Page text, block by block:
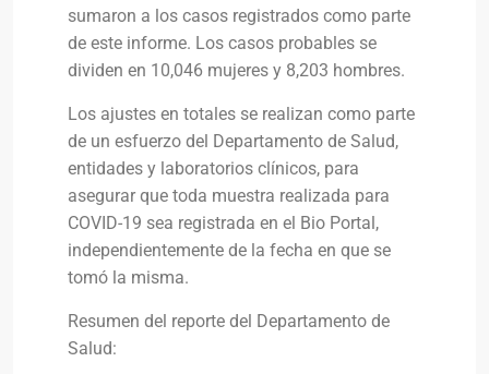
sumaron a los casos registrados como parte
de este informe. Los casos probables se
dividen en 10,046 mujeres y 8,203 hombres.
Los ajustes en totales se realizan como parte
de un esfuerzo del Departamento de Salud,
entidades y laboratorios clínicos, para
asegurar que toda muestra realizada para
COVID-19 sea registrada en el Bio Portal,
independientemente de la fecha en que se
tomó la misma.
Resumen del reporte del Departamento de
Salud: